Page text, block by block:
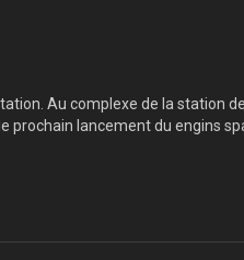
Au complexe de la
prochain lancement du engins